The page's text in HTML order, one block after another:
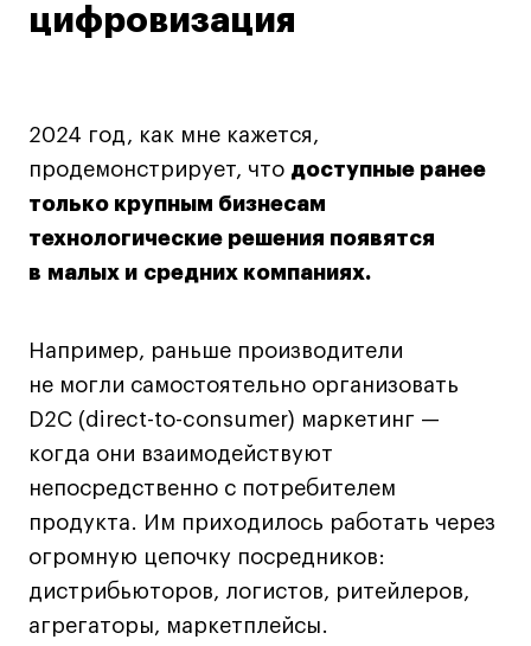
цифровизация
2024 год, как мне кажется,
продемонстрирует, что доступные ранее
только крупным бизнесам
технологические решения появятся
в малых и средних компаниях.
Например, раньше производители
не могли самостоятельно организовать
D2C (direct-to-consumer) маркетинг —
когда они взаимодействуют
непосредственно с потребителем
продукта. Им приходилось работать через
огромную цепочку посредников:
дистрибьюторов, логистов, ритейлеров,
агрегаторы, маркетплейсы.